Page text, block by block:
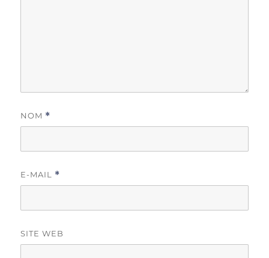
NOM *
E-MAIL *
SITE WEB